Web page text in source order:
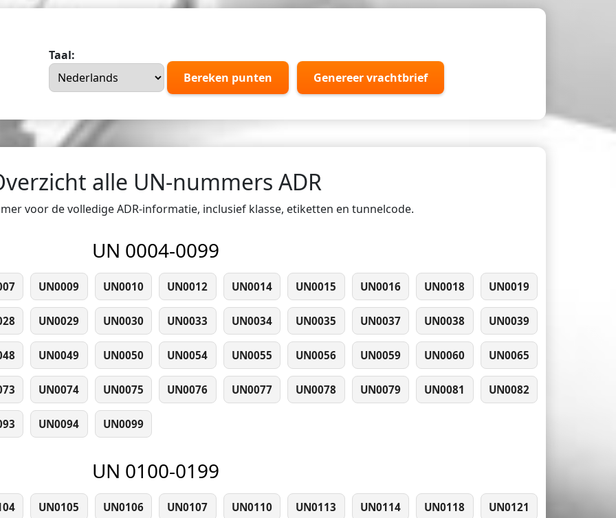
Taal:
Bereken punten
Genereer vrachtbrief
alle UN-nummers ADR
voor de volledige ADR-informatie, inclusief klasse, etiketten en tunnelcode.
UN 0004-0099
UN0009 UN0010 UN0012 UN0014 UN0015 UN0016 UN0018 UN0019
UN0029 UN0030 UN0033 UN0034 UN0035 UN0037 UN0038 UN0039
UN0049 UN0050 UN0054 UN0055 UN0056 UN0059 UN0060 UN0065
UN0074 UN0075 UN0076 UN0077 UN0078 UN0079 UN0081 UN0082
UN0094 UN0099
UN 0100-0199
UN0105 UN0106 UN0107 UN0110 UN0113 UN0114 UN0118 UN0121